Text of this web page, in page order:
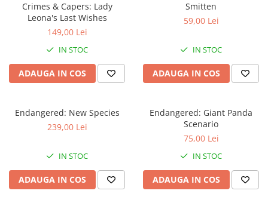
Crimes & Capers: Lady
Leona's Last Wishes
149,00 Lei
IN STOC
ADAUGA IN COS
Smitten
59,00 Lei
IN STOC
ADAUGA IN COS
Endangered: New Species
239,00 Lei
IN STOC
ADAUGA IN COS
Endangered: Giant Panda
Scenario
75,00 Lei
IN STOC
ADAUGA IN COS